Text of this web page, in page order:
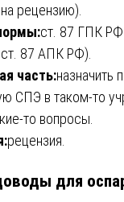
рецензию).
ст. 87 ГПК РФ
87 АПК РФ).
часть:назначить
СПЭ в таком-то
то вопросы.
рецензия.
для